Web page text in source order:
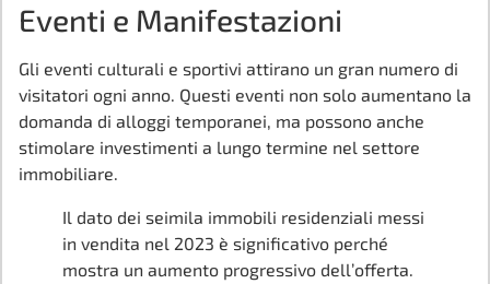
Eventi e Manifestazioni
Gli eventi culturali e sportivi attirano un gran numero di
visitatori ogni anno. Questi eventi non solo aumentano la
domanda di alloggi temporanei, ma possono anche
stimolare investimenti a lungo termine nel settore
immobiliare.
Il dato dei seimila immobili residenziali messi
in vendita nel 2023 è significativo perché
mostra un aumento progressivo dell’offerta.